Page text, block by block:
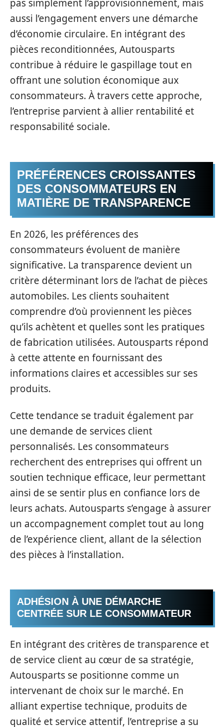
pas simplement l’approvisionnement, mais
aussi l’engagement envers une démarche
d’économie circulaire. En intégrant des
pièces reconditionnées, Autousparts
contribue à réduire le gaspillage tout en
offrant une solution économique aux
consommateurs. À travers cette approche,
l’entreprise parvient à allier rentabilité et
responsabilité sociale.
PRÉFÉRENCES CROISSANTES
DES CONSOMMATEURS EN
MATIÈRE DE TRANSPARENCE
En 2026, les préférences des
consommateurs évoluent de manière
significative. La transparence devient un
critère déterminant lors de l’achat de pièces
automobiles. Les clients souhaitent
comprendre d’où proviennent les pièces
qu’ils achètent et quelles sont les pratiques
de fabrication utilisées. Autousparts répond
à cette attente en fournissant des
informations claires et accessibles sur ses
produits.
Cette tendance se traduit également par
une demande de services client
personnalisés. Les consommateurs
recherchent des entreprises qui offrent un
soutien technique efficace, leur permettant
ainsi de se sentir plus en confiance lors de
leurs achats. Autousparts s’engage à assurer
un accompagnement complet tout au long
de l’expérience client, allant de la sélection
des pièces à l’installation.
ADHÉSION À UNE DÉMARCHE
CENTRÉE SUR LE CONSOMMATEUR
En intégrant des critères de transparence et
de service client au cœur de sa stratégie,
Autousparts se positionne comme un
intervenant de choix sur le marché. En
alliant expertise technique, produits de
qualité et service attentif, l’entreprise a su